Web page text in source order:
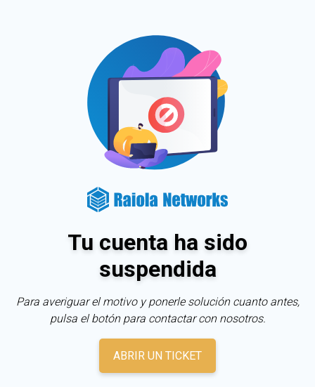
Tu cuenta ha sido
suspendida
Para averiguar el motivo y ponerle solución cuanto antes,
pulsa el botón para contactar con nosotros.
ABRIR UN TICKET